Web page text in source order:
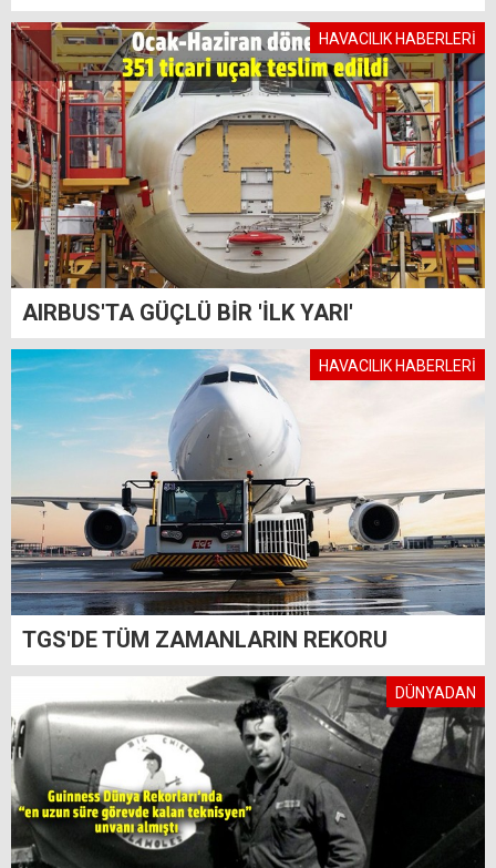
HAVACILIK HABERLERİ
AIRBUS'TA GÜÇLÜ BİR 'İLK YARI'
HAVACILIK HABERLERİ
TGS'DE TÜM ZAMANLARIN REKORU
DÜNYADAN